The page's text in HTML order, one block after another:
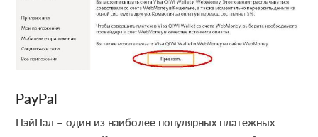
PayPal
ПэйПал – один из наиболее популярных платежных